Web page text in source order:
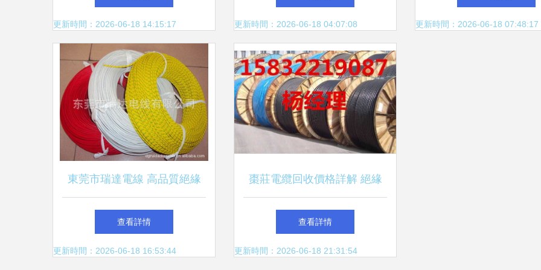
更新時間：2026-06-18 14:15:17 更新時間：2026-06-18 04:07:08 更新時間：2026-06-18 07:48:17
東莞市瑞達電線 高品質絕緣
導線產品全覽
查看詳情
更新時間：2026-06-18 16:53:44
棗莊電纜回收價格詳解 絕緣
導線與各類電纜回收行情
查看詳情
更新時間：2026-06-18 21:31:54